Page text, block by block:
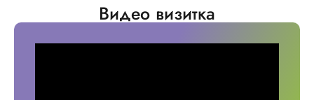
Видео визитка